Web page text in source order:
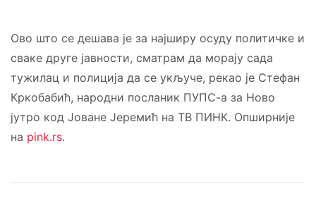
Ово што се дешава је за најширу осуду политичке и
сваке друге јавности, сматрам да морају сада
тужилац и полиција да се укључе, рекао је Стефан
Кркобабић, народни посланик ПУПС-а за Ново
јутро код Јоване Јеремић на ТВ ПИНК. Опширније
на pink.rs.